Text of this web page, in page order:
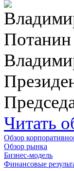
Читать
Обзор
Обзор рынка
Бизнес-модель
Финансовые